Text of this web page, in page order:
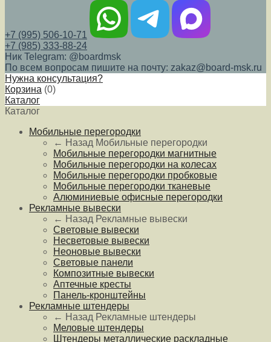
+7 (995) 506-10-71
+7 (985) 333-88-24
Ник Telegram: @boardmsk
По всем вопросам пишите на почту: zakaz@board-msk.ru
Нужна консультация?
Корзина (0)
Каталог
Каталог
Мобильные перегородки
← Назад Мобильные перегородки
Мобильные перегородки магнитные
Мобильные перегородки на колесах
Мобильные перегородки пробковые
Мобильные перегородки тканевые
Алюминиевые офисные перегородки
Рекламные вывески
← Назад Рекламные вывески
Световые вывески
Несветовые вывески
Неоновые вывески
Световые панели
Композитные вывески
Аптечные кресты
Панель-кронштейны
Рекламные штендеры
← Назад Рекламные штендеры
Меловые штендеры
Штендеры металлические раскладные